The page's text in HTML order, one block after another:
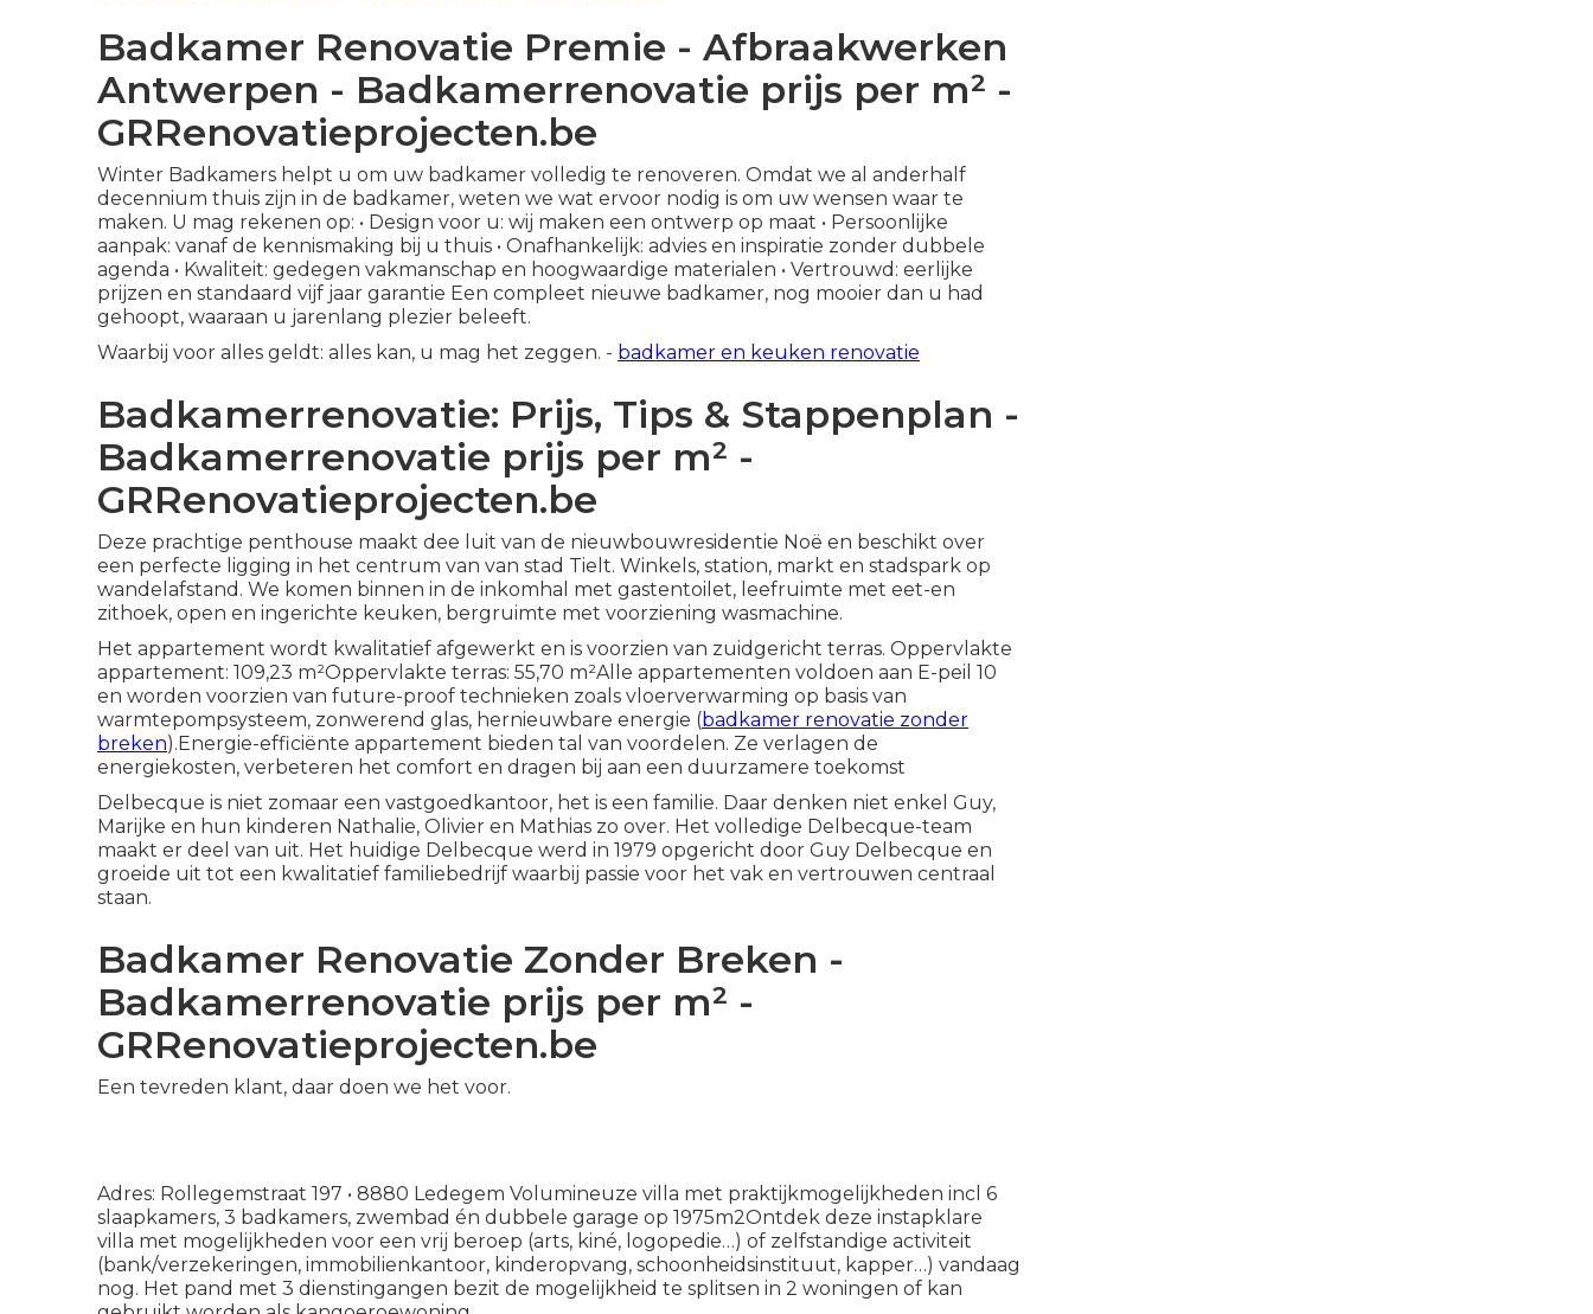
Badkamer Renovatie Premie - Afbraakwerken
Antwerpen - Badkamerrenovatie prijs per m² -
GRRenovatieprojecten.be
Winter Badkamers helpt u om uw badkamer volledig te renoveren. Omdat we al anderhalf
decennium thuis zijn in de badkamer, weten we wat ervoor nodig is om uw wensen waar te
maken. U mag rekenen op: • Design voor u: wij maken een ontwerp op maat • Persoonlijke
aanpak: vanaf de kennismaking bij u thuis • Onafhankelijk: advies en inspiratie zonder dubbele
agenda • Kwaliteit: gedegen vakmanschap en hoogwaardige materialen • Vertrouwd: eerlijke
prijzen en standaard vijf jaar garantie Een compleet nieuwe badkamer, nog mooier dan u had
gehoopt, waaraan u jarenlang plezier beleeft.
Waarbij voor alles geldt: alles kan, u mag het zeggen. - badkamer en keuken renovatie
Badkamerrenovatie: Prijs, Tips & Stappenplan -
Badkamerrenovatie prijs per m² -
GRRenovatieprojecten.be
Deze prachtige penthouse maakt dee luit van de nieuwbouwresidentie Noë en beschikt over
een perfecte ligging in het centrum van van stad Tielt. Winkels, station, markt en stadspark op
wandelafstand. We komen binnen in de inkomhal met gastentoilet, leefruimte met eet-en
zithoek, open en ingerichte keuken, bergruimte met voorziening wasmachine.
Het appartement wordt kwalitatief afgewerkt en is voorzien van zuidgericht terras. Oppervlakte
appartement: 109,23 m²Oppervlakte terras: 55,70 m²Alle appartementen voldoen aan E-peil 10
en worden voorzien van future-proof technieken zoals vloerverwarming op basis van
warmtepompsysteem, zonwerend glas, hernieuwbare energie (badkamer renovatie zonder
breken).Energie-efficiënte appartement bieden tal van voordelen. Ze verlagen de
energiekosten, verbeteren het comfort en dragen bij aan een duurzamere toekomst
Delbecque is niet zomaar een vastgoedkantoor, het is een familie. Daar denken niet enkel Guy,
Marijke en hun kinderen Nathalie, Olivier en Mathias zo over. Het volledige Delbecque-team
maakt er deel van uit. Het huidige Delbecque werd in 1979 opgericht door Guy Delbecque en
groeide uit tot een kwalitatief familiebedrijf waarbij passie voor het vak en vertrouwen centraal
staan.
Badkamer Renovatie Zonder Breken -
Badkamerrenovatie prijs per m² -
GRRenovatieprojecten.be
Een tevreden klant, daar doen we het voor.
Adres: Rollegemstraat 197 • 8880 Ledegem Volumineuze villa met praktijkmogelijkheden incl 6
slaapkamers, 3 badkamers, zwembad én dubbele garage op 1975m2Ontdek deze instapklare
villa met mogelijkheden voor een vrij beroep (arts, kiné, logopedie…) of zelfstandige activiteit
(bank/verzekeringen, immobilienkantoor, kinderopvang, schoonheidsinstituut, kapper…) vandaag
nog. Het pand met 3 dienstingangen bezit de mogelijkheid te splitsen in 2 woningen of kan